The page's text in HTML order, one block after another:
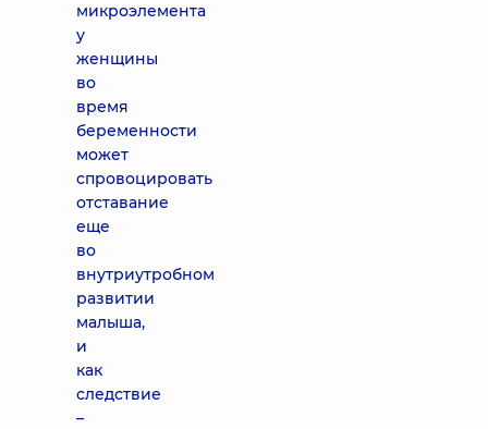
микроэлемента
у
женщины
во
время
беременности
может
спровоцировать
отставание
еще
во
внутриутробном
развитии
малыша,
и
как
следствие
–